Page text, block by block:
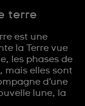
terre
est une
la Terre vue
les phases de
mais elles sont
d’une
lune, la